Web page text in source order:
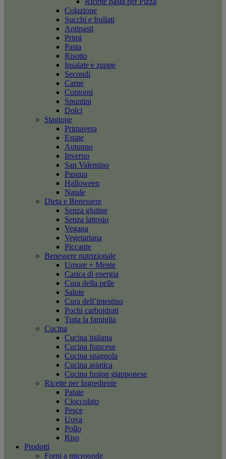
Colazione
Succhi e frullati
Antipasti
Primi
Pasta
Risotto
Insalate e zuppe
Secondi
Carne
Contorni
Spuntini
Dolci
Stagione
Primavera
Estate
Autunno
Inverno
San Valentino
Pasqua
Halloween
Natale
Dieta e Benessere
Senza glutine
Senza lattosio
Vegana
Vegetariana
Piccante
Benessere nutrizionale
Umore + Mente
Carica di energia
Cura della pelle
Salute
Cura dell’intestino
Pochi carboidrati
Tutta la famiglia
Cucina
Cucina italiana
Cucina francese
Cucina spagnola
Cucina asiatica
Cucina fusion giapponese
Ricette per Ingrediente
Patate
Cioccolato
Pesce
Uova
Pollo
Riso
Prodotti
Forni a microonde